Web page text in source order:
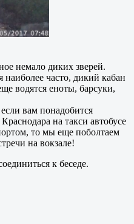
немало диких зверей.
наиболее часто, дикий кабан
водятся еноты, барсуки,
вам понадобится
на такси автобусе
то мы еще поболтаем
на вокзале!
к беседе.